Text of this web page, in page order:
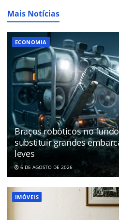
Mais Notícias
ECONOMIA
Braços robóticos no
substituir grandes
leves
6 DE AGOSTO DE 2026
IMÓVEIS